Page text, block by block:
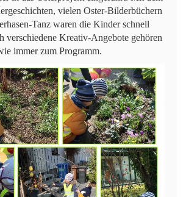
vielen Oster-Bilderbüchern
Tanz waren die Kinder schnell
verschiedene Kreativ-Angebote gehören
immer zum Programm.